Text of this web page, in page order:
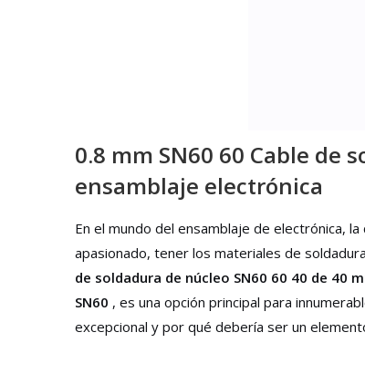
0.8 mm SN60 60 Cable de
ensamblaje electrónica
En el mundo del ensamblaje de electrónica,
apasionado, tener los materiales de
de soldadura de núcleo SN60 60 40 de 40
SN60 , es una opción principal para
excepcional y por qué debería ser un